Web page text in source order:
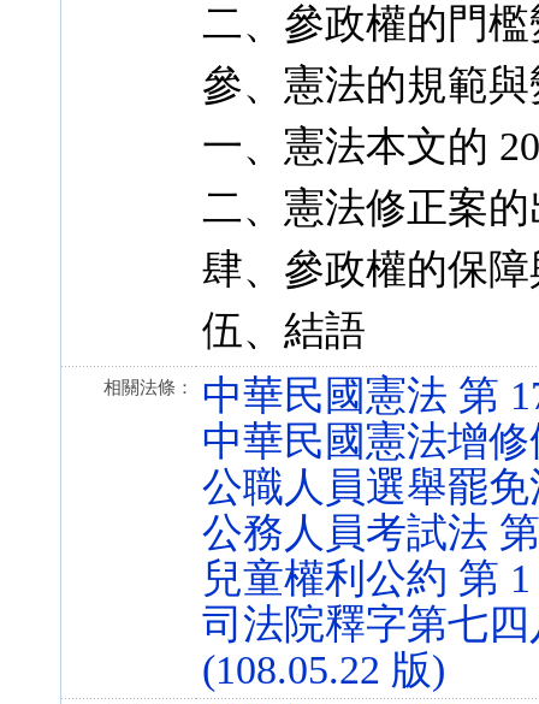
二、參政權的門
參、憲法的規範
一、憲法本文的
二、憲法修正案
肆、參政權的保
伍、結語
相關法條：
中華民國憲法 第
中華民國憲法增修
公職人員選舉罷免
公務人員考試法
兒童權利公約 第
司法院釋字第七
(108.05.22 版)